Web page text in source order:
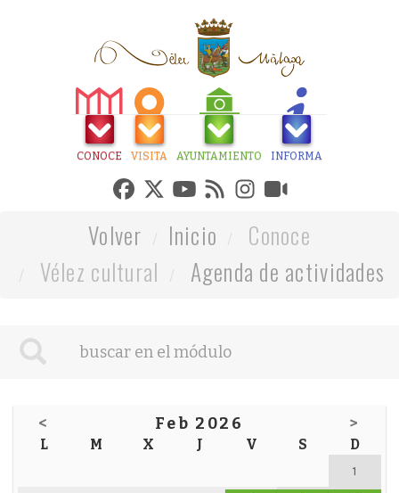
CONOCE VISITA AYUNTAMIENTO INFORMA
Volver Inicio
Conoce
Vélez cultural
Agenda de actividades
< Feb 2026 >
L M X J V S D
1